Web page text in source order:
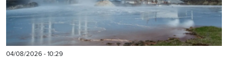
04/08/2026 - 10:29